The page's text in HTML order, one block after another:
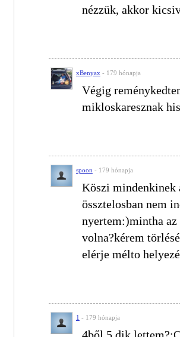
nézzük, akkor
xBenyax - 179 hónapja
Végig
mikloskaresznak
spoon - 179 hónapja
Köszi mindenkinek
össztelosban nem
nyertem:)mintha
volna?kérem
elérje mélto
1 - 179 hónapja